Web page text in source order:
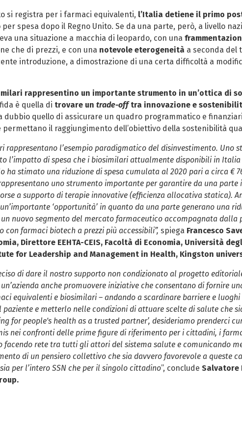
si registra per i farmaci equivalenti, l’Italia detiene il primo
per spesa dopo il Regno Unito. Se da una parte, però, a livello
una situazione a macchia di leopardo, con una
che di prezzi, e con una notevole eterogeneità a seconda del
introduzione, a dimostrazione di una certa difficoltà a
rappresentino un importante strumento in un’ottica di
è quella di trovare un trade-offtra innovazione e
dubbio quello di assicurare un quadro programmatico e
il raggiungimento dell’obiettivo della sostenibilità
rappresentano l’esempio paradigmatico del disinvestimento. Uno
l’impatto di spesa che i biosimilari attualmente disponibili in
ha stimato una riduzione di spesa cumulata al 2020 pari a circa €
uno strumento importante per garantire da una
a supporto di terapie innovative (efficienza allocativa statica).
‘opportunità’ in quanto da una parte generano una
nuovo segmento del mercato farmaceutico accompagnata
farmaci biotech a prezzi più accessibili”, spiega Francesco
Direttore EEHTA-CEIS, Facoltà di Economia, Università
for Leadership and Management in Health, Kingston
di dare il nostro supporto non condizionato al progetto
anche promuovere iniziative che consentano di fornire
equivalenti e biosimilari – andando a scardinare barriere e
paziente e metterlo nelle condizioni di attuare scelte di salute che
for people's health as a trusted partner’, desideriamo prenderci
nei confronti delle prime figure di riferimento per i cittadini, i
rete tra tutti gli attori del sistema salute e comunicando
di un pensiero collettivo che sia davvero favorevole a queste
per l’intero SSN che per il singolo cittadino”, conclude Salvatore